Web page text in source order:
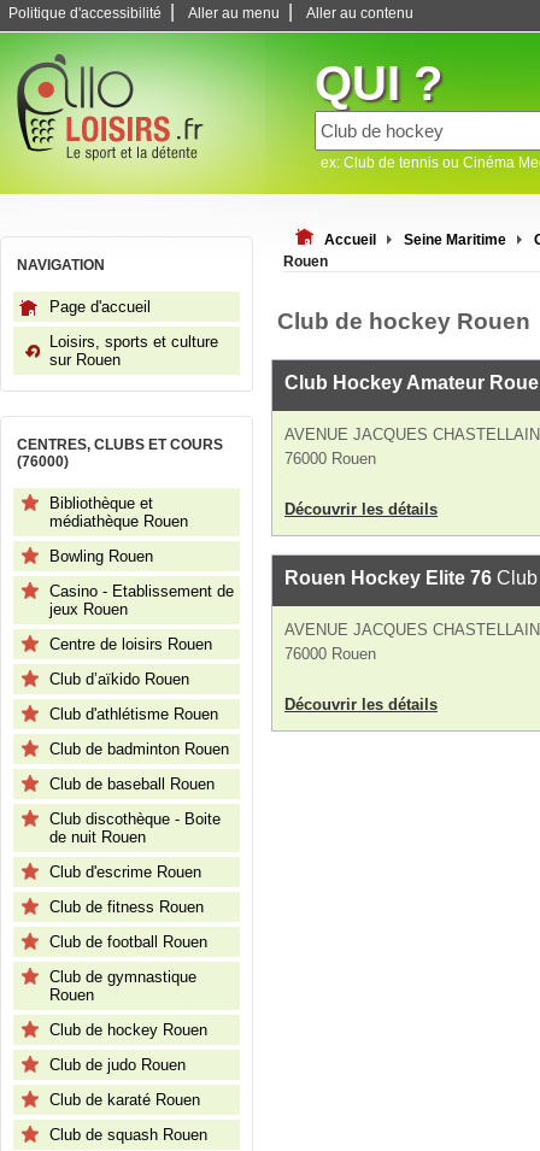
Politique d'accessibilité Aller au menu Aller au contenu
QUI ?
ex: Club de tennis ou Cinéma
NAVIGATION
Page d'accueil
Loisirs, sports et culture
sur Rouen
CENTRES, CLUBS ET COURS
(76000)
Bibliothèque et
médiathèque Rouen
Bowling Rouen
Casino - Etablissement de
jeux Rouen
Centre de loisirs Rouen
Club d’aïkido Rouen
Club d'athlétisme Rouen
Club de badminton Rouen
Club de baseball Rouen
Club discothèque - Boite
de nuit Rouen
Club d'escrime Rouen
Club de fitness Rouen
Club de football Rouen
Club de gymnastique
Rouen
Club de hockey Rouen
Club de judo Rouen
Club de karaté Rouen
Club de squash Rouen
Accueil Seine Maritime
Rouen
Club de hockey Rouen
Club Hockey Amateur
AVENUE JACQUES CHASTELLAIN
76000 Rouen
Découvrir les détails
Rouen Hockey Elite 76
AVENUE JACQUES CHASTELLAIN
76000 Rouen
Découvrir les détails